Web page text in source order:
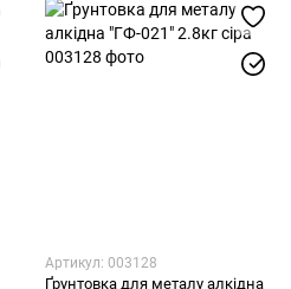
Артикул: 003128
Ґрунтовка для металу алкідна